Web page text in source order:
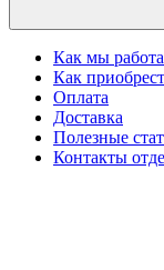
Как мы
Как
Оплата
Доставка
Полезные
Контакты